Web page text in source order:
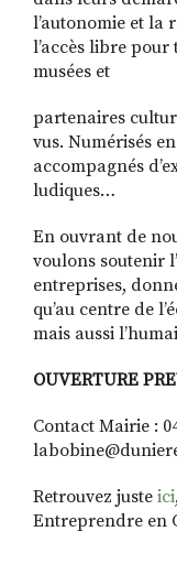
l’autonomie et la
l’accès libre pour
musées et
partenaires
vus. Numérisés
accompagnés
ludiques…
En ouvrant de
voulons soutenir
entreprises,
qu’au centre de
mais aussi
OUVERTURE
Contact Mairie :
Retrouvez juste ici
Entreprendre en